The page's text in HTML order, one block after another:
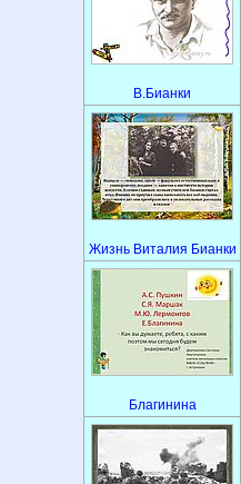
В.Бианки
Жизнь Виталия Бианки
Благинина